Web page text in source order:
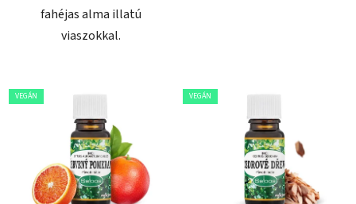
fahéjas alma illatú
viaszokkal.
VEGÁN VEGÁN